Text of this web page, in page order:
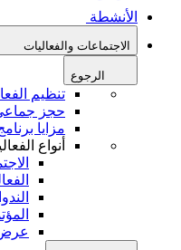
الأنشطة
الاجتماعات والفعاليات
الرجوع
تنظيم
حجز جماعي
مزايا
أنواع
عرض